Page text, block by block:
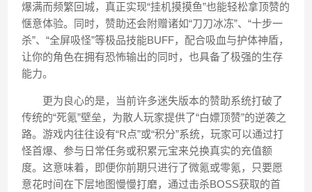
爆满而频繁回城，真正实现“挂机摸摸鱼”也能轻松拿顶赞的
惬意体验。同时，赞助还会附赠诸如“刀刀冰冻”、“十步一
杀”、“全屏吸怪”等极品技能BUFF，配合吸血与护体神盾，
让你的角色在拥有恐怖输出的同时，也具备了极强的生存
能力。
更为良心的是，当前许多迷失版本的赞助系统打破了
传统的“死氪”壁垒，为散人玩家提供了“白嫖顶赞”的逆袭之
路。游戏内往往设有“R点”或“积分”系统，玩家可以通过打
怪首爆、参与日常任务或积累元宝来兑换真实的充值额
度。这意味着，即便你前期只进行了微氪或零氪，只要愿
意花时间在下层地图慢慢打磨，通过击杀BOSS获取的首